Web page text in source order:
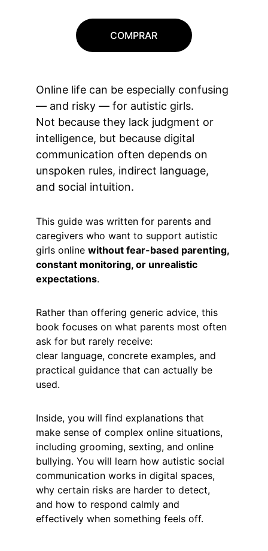
COMPRAR
Online life can be especially confusing
— and risky — for autistic girls.
Not because they lack judgment or
intelligence, but because digital
communication often depends on
unspoken rules, indirect language,
and social intuition.
This guide was written for parents and
caregivers who want to support autistic
girls online without fear-based parenting,
constant monitoring, or unrealistic
expectations.
Rather than offering generic advice, this
book focuses on what parents most often
ask for but rarely receive:
clear language, concrete examples, and
practical guidance that can actually be
used.
Inside, you will find explanations that
make sense of complex online situations,
including grooming, sexting, and online
bullying. You will learn how autistic social
communication works in digital spaces,
why certain risks are harder to detect,
and how to respond calmly and
effectively when something feels off.